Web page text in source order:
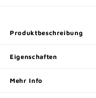
Produktbeschreibung
Eigenschaften
Mehr Info